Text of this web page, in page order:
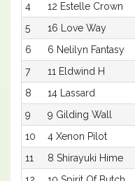
4
12 Estelle Crown
5
16 Love Way
6
6 Nelilyn Fantasy
7
11 Eldwind H
8
14 Lassard
9
9 Gilding Wall
10
4 Xenon Pilot
11
8 Shirayuki Hime